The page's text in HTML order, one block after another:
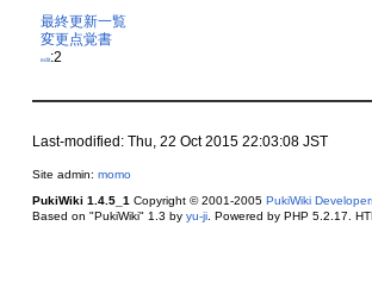
最終更新一覧
変更点覚書
edit:2
Last-modified: Thu, 22 Oct 2015 22:03:08 JST
Site admin: momo
PukiWiki 1.4.5_1 Copyright © 2001-2005 PukiWiki
Based on "PukiWiki" 1.3 by yu-ji. Powered by PHP 5.2.17.